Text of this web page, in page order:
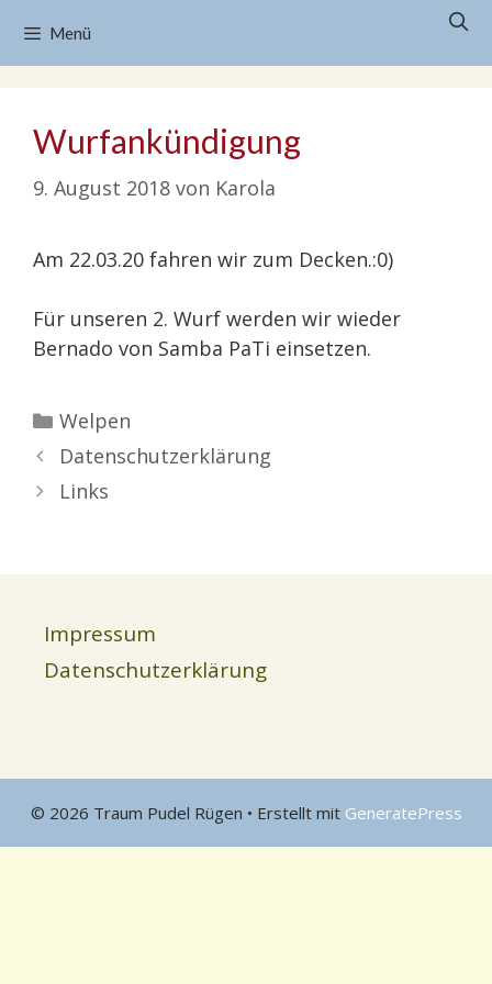
Inhalt
springen
Menü
Wurfankündigung
9. August 2018 von Karola
Am 22.03.20 fahren wir zum Decken.:0)
Für unseren 2. Wurf werden wir wieder
Bernado von Samba PaTi einsetzen.
Kategorien
Welpen
Datenschutzerklärung
Links
Impressum
Datenschutzerklärung
© 2026 Traum Pudel Rügen • Erstellt mit GeneratePress